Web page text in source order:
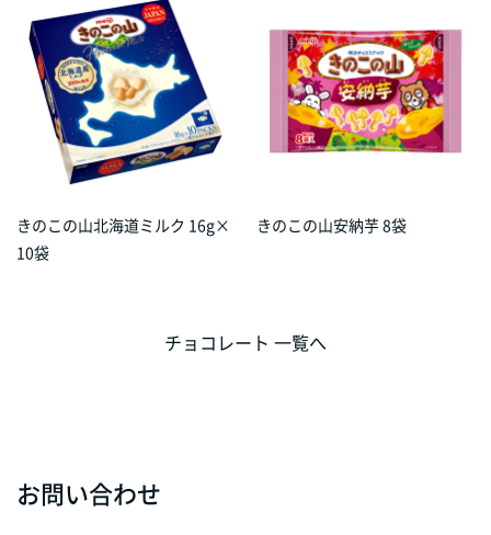
きのこの山北海道ミルク 16g×
10袋
きのこの山安納芋 8袋
チョコレート 一覧へ
お問い合わせ